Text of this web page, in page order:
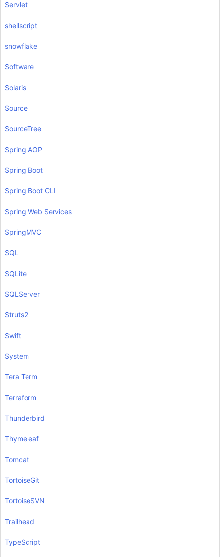
Servlet
shellscript
snowflake
Software
Solaris
Source
SourceTree
Spring AOP
Spring Boot
Spring Boot CLI
Spring Web Services
SpringMVC
SQL
SQLite
SQLServer
Struts2
Swift
System
Tera Term
Terraform
Thunderbird
Thymeleaf
Tomcat
TortoiseGit
TortoiseSVN
Trailhead
TypeScript